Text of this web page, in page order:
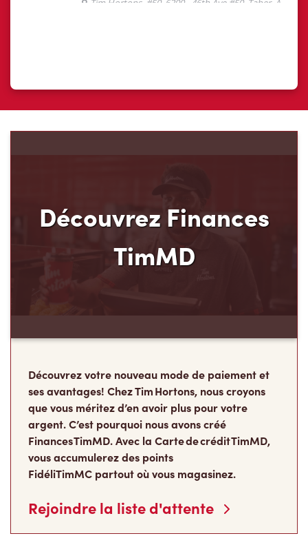
Découvrez Finances
TimMD
Découvrez votre nouveau mode de paiement et
ses avantages! Chez Tim Hortons, nous croyons
que vous méritez d’en avoir plus pour votre
argent. C’est pourquoi nous avons créé
Finances TimMD. Avec la Carte de crédit TimMD,
vous accumulerez des points
FidéliTimMC partout où vous magasinez.
Rejoindre la liste d'attente